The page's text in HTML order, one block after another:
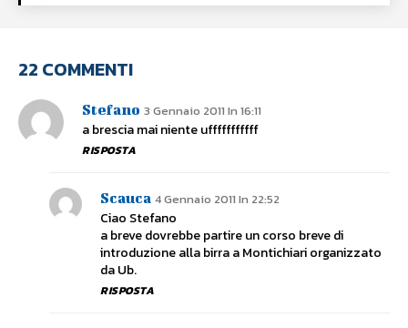
22 COMMENTI
Stefano 3 Gennaio 2011 In 16:11
a brescia mai niente ufffffffffff
RISPOSTA
Scauca 4 Gennaio 2011 In 22:52
Ciao Stefano
a breve dovrebbe partire un corso breve di
introduzione alla birra a Montichiari organizzato
da Ub.
RISPOSTA